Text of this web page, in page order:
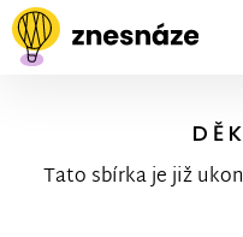
Tato sbírka je již